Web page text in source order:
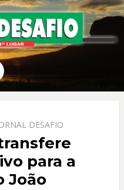
em 1º Lugar
DESAFIO
para a
João